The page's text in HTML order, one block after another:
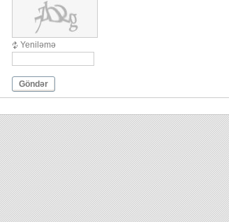
Yeniləmə
Göndər